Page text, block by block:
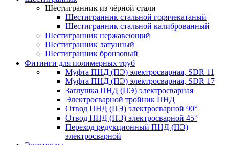
Шестигранник из чёрной стали
Шестигранник стальной горячекатаный
Шестигранник стальной калиброванный
Шестигранник нержавеющий
Шестигранник латунный
Шестигранник бронзовый
Фитинги для полимерных труб
Муфта ПНД (ПЭ) электросварная, SDR 11
Муфта ПНД (ПЭ) электросварная, SDR 17
Заглушка ПНД (ПЭ) электросварная
Электросварной тройник ПНД
Отвод ПНД (ПЭ) электросварной 90°
Отвод ПНД (ПЭ) электросварной 45°
Переход редукционный ПНД (ПЭ)
электросварной